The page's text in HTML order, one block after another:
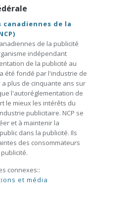
canadiennes de la
de la publicité
indépendant
de la publicité au
a été fondé par l'industrie de
a plus de cinquante ans sur
l'autoréglementation de
le mieux les intérêts du
publicitaire. NCP se
et à maintenir la
dans la publicité. Ils
des consommateurs
connexes::
et média